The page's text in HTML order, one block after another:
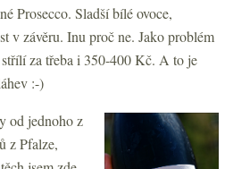
Prosecco. Sladší bílé ovoce,
v závěru. Inu proč ne. Jako problém
za třeba i 350-400 Kč. A to je
:-)
od jednoho z
z Pfalze,